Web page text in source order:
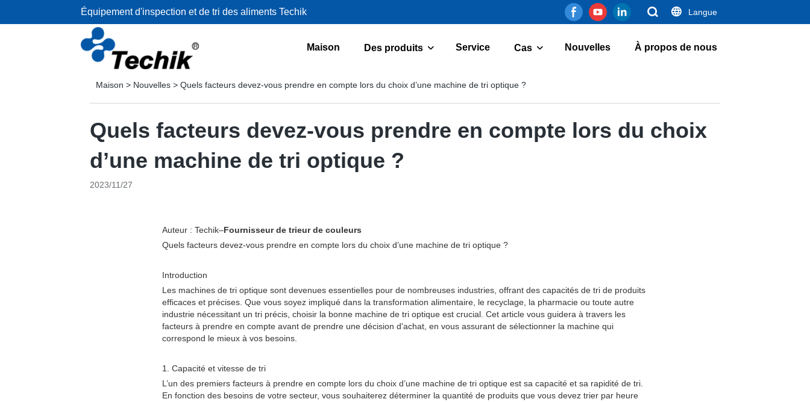
Équipement d'inspection et de tri des aliments Techik Langue
Maison Des produits Service Cas Nouvelles À propos de nous
Maison > Nouvelles >Quels facteurs devez-vous prendre en compte lors du choix d’une machine de tri optique ?
Quels facteurs devez-vous prendre en compte lors du choix
d’une machine de tri optique ?
2023/11/27
Auteur : Techik–Fournisseur de trieur de couleurs
Quels facteurs devez-vous prendre en compte lors du choix d’une machine de tri optique ?
Introduction
Les machines de tri optique sont devenues essentielles pour de nombreuses industries, offrant des capacités de tri de produits
efficaces et précises. Que vous soyez impliqué dans la transformation alimentaire, le recyclage, la pharmacie ou toute autre
industrie nécessitant un tri précis, choisir la bonne machine de tri optique est crucial. Cet article vous guidera à travers les
facteurs à prendre en compte avant de prendre une décision d'achat, en vous assurant de sélectionner la machine qui
correspond le mieux à vos besoins.
1. Capacité et vitesse de tri
L’un des premiers facteurs à prendre en compte lors du choix d’une machine de tri optique est sa capacité et sa rapidité de tri.
En fonction des besoins de votre secteur, vous souhaiterez déterminer la quantité de produits que vous devez trier par heure